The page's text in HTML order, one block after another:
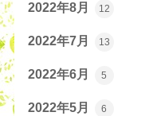
2022年8月 12
2022年7月 13
2022年6月 5
2022年5月 6